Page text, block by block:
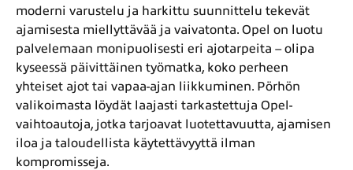
moderni varustelu ja harkittu suunnittelu tekevät
ajamisesta miellyttävää ja vaivatonta. Opel on luotu
palvelemaan monipuolisesti eri ajotarpeita – olipa
kyseessä päivittäinen työmatka, koko perheen
yhteiset ajot tai vapaa-ajan liikkuminen. Pörhön
valikoimasta löydät laajasti tarkastettuja Opel-
vaihtoautoja, jotka tarjoavat luotettavuutta, ajamisen
iloa ja taloudellista käytettävyyttä ilman
kompromisseja.